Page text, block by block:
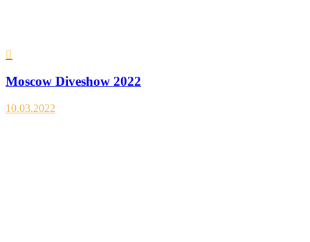
Moscow Diveshow 2022
10.03.2022